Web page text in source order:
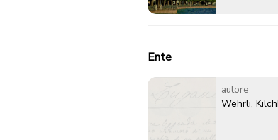
Ente
autore
Wehrli,